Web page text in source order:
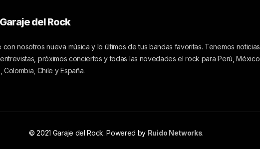
del Rock
con nosotros nueva música y lo últimos de tus bandas favoritas. Tenemos noticias,
próximos conciertos y todas las novedades el rock para Perú, México,
Colombia, Chile y España.
© 2021 Garaje del Rock. Powered by Ruido Networks.